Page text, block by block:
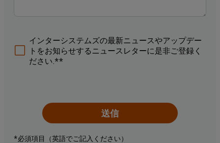
インターシステムズの最新ニュースやアップデー
トをお知らせするニュースレターに是非ご登録く
ださい.**
送信
*必須項目（英語でご記入ください）